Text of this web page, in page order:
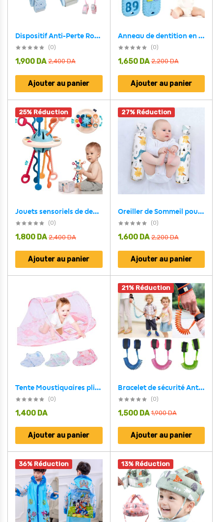
Dispositif Anti-Perte Rotatif 2 Mètres avec Serrure de Verrouillage – سوار بقفل أمان لشد الأطفال
(0)
2,400DA
1,900 DA
Ajouter au panier
Anneau de dentition en Silicone en forme de télécommande – عضاضة اطفال من سيليكون على شكل جهاز تحكم
(0)
2,200DA
1,650 DA
Ajouter au panier
25% Réduction
Jouets sensoriels de dentition pour bébé, activités d’apprentissage pour les tout-petits
(0)
2,400DA
1,800 DA
Ajouter au panier
27% Réduction
Oreiller de Sommeil pour bébé Forme H pour empêcher les bébés de tomber du lit
(0)
2,200DA
1,600 DA
Ajouter au panier
Tente Moustiquaires pliantes pour lit pour nouveau-né
(0)
1,400 DA
Ajouter au panier
21% Réduction
Bracelet de sécurité Anti Perte pour Enfant
(0)
1,900DA
1,500 DA
Ajouter au panier
36% Réduction 13% Réduction